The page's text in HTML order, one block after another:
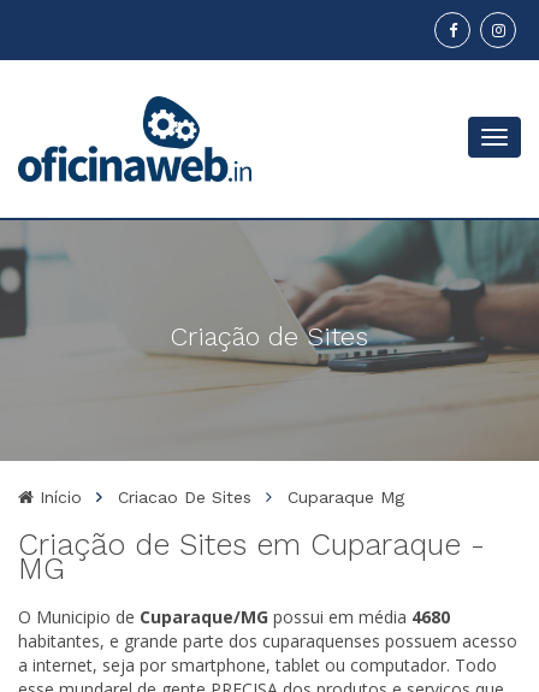
Menu
Criação de Sites
Início Criacao De Sites Cuparaque Mg
Criação de Sites em Cuparaque -
MG
O Municipio de Cuparaque/MG possui em média 4680
habitantes, e grande parte dos cuparaquenses possuem acesso
a internet, seja por smartphone, tablet ou computador. Todo